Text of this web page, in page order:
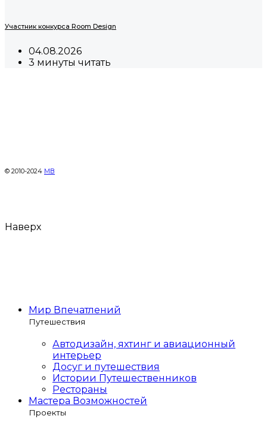
Участник конкурса Room Design
04.08.2026
3 минуты читать
© 2010-2024 МВ
Наверх
Мир Впечатлений
Путешествия
Автодизайн, яхтинг и авиационный
интерьер
Досуг и путешествия
Истории Путешественников
Рестораны
Мастера Возможностей
Проекты